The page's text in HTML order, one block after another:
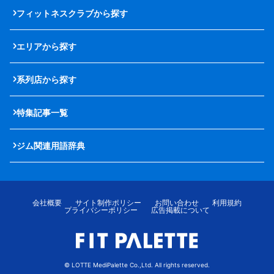
フィットネスクラブから探す
エリアから探す
系列店から探す
特集記事一覧
ジム関連用語辞典
会社概要 サイト制作ポリシー お問い合わせ
利用規約
プライバシーポリシー
広告掲載について
© LOTTE MediPalette Co.,Ltd. All rights reserved.